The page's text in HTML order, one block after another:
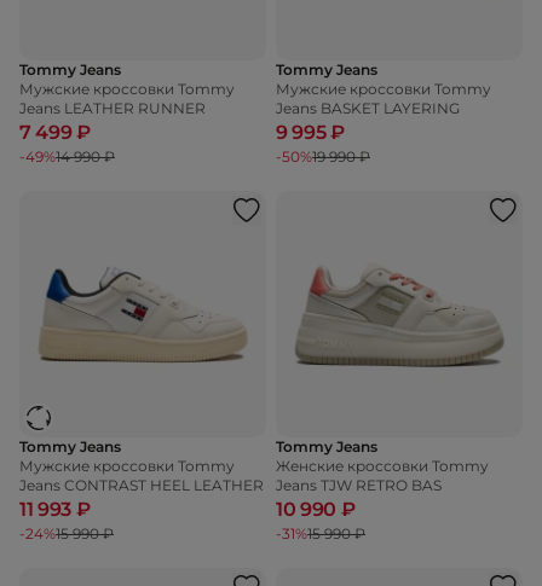
Tommy Jeans
Мужские кроссовки Tommy
Jeans LEATHER RUNNER
7 499 ₽
-49%14 990 ₽
Tommy Jeans
Мужские кроссовки Tommy
Jeans BASKET LAYERING
9 995 ₽
-50%19 990 ₽
Tommy Jeans
Мужские кроссовки Tommy
Jeans CONTRAST HEEL LEATHER
11 993 ₽
-24%15 990 ₽
Tommy Jeans
Женские кроссовки Tommy
Jeans TJW RETRO BAS
10 990 ₽
-31%15 990 ₽